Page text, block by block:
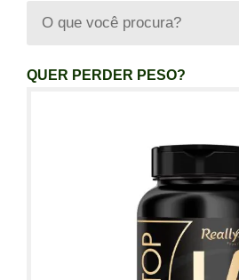
QUER PERDER PESO?